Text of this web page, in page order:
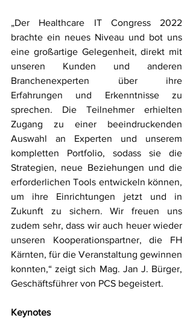
„Der Healthcare IT Congress 2022
brachte ein neues Niveau und bot uns
eine großartige Gelegenheit, direkt mit
unseren Kunden und anderen
Branchenexperten über ihre
Erfahrungen und Erkenntnisse zu
sprechen. Die Teilnehmer erhielten
Zugang zu einer beeindruckenden
Auswahl an Experten und unserem
kompletten Portfolio, sodass sie die
Strategien, neue Beziehungen und die
erforderlichen Tools entwickeln können,
um ihre Einrichtungen jetzt und in
Zukunft zu sichern. Wir freuen uns
zudem sehr, dass wir auch heuer wieder
unseren Kooperationspartner, die FH
Kärnten, für die Veranstaltung gewinnen
konnten,“ zeigt sich Mag. Jan J. Bürger,
Geschäftsführer von PCS begeistert.
Keynotes